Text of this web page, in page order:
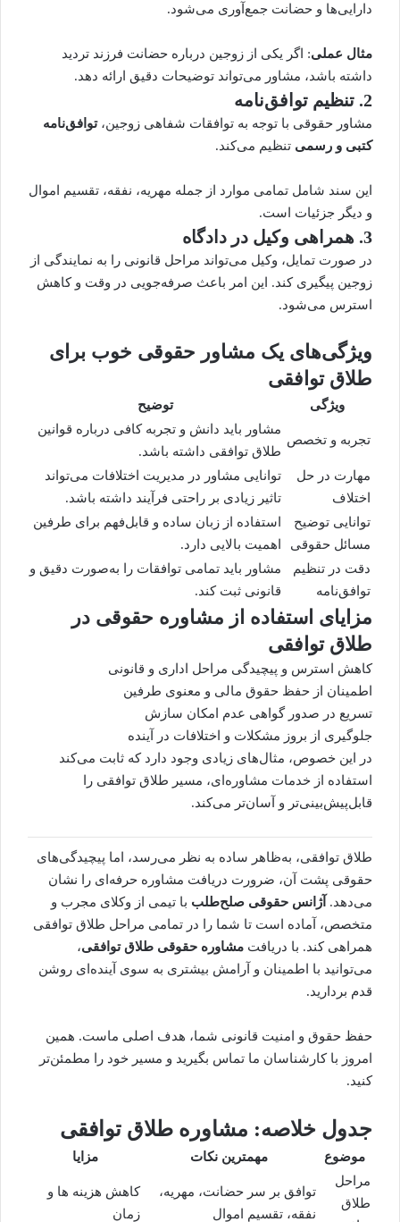
دارایی‌ها و حضانت جمع‌آوری می‌شود.
مثال عملی: اگر یکی از زوجین درباره حضانت فرزند تردید
داشته باشد، مشاور می‌تواند توضیحات دقیق ارائه دهد.
2. تنظیم توافق‌نامه
مشاور حقوقی با توجه به توافقات شفاهی زوجین،توافق‌نامه
کتبی و رسمی تنظیم می‌کند.
این سند شامل تمامی موارد از جمله مهریه، نفقه، تقسیم اموال
و دیگر جزئیات است.
3. همراهی وکیل در دادگاه
در صورت تمایل، وکیل می‌تواند مراحل قانونی را به نمایندگی از
زوجین پیگیری کند. این امر باعث صرفه‌جویی در وقت و کاهش
استرس می‌شود.
ویژگی‌های یک مشاور حقوقی خوب برای
طلاق توافقی
ویژگی توضیح
تجربه و تخصص
مشاور باید دانش و تجربه کافی درباره قوانین
طلاق توافقی داشته باشد.
مهارت در حل
اختلاف
توانایی مشاور در مدیریت اختلافات می‌تواند
تاثیر زیادی بر راحتی فرآیند داشته باشد.
توانایی توضیح
مسائل حقوقی
استفاده از زبان ساده و قابل‌فهم برای طرفین
اهمیت بالایی دارد.
دقت در تنظیم
توافق‌نامه
مشاور باید تمامی توافقات را به‌صورت دقیق و
قانونی ثبت کند.
مزایای استفاده از مشاوره حقوقی در
طلاق توافقی
کاهش استرس و پیچیدگی مراحل اداری و قانونی
اطمینان از حفظ حقوق مالی و معنوی طرفین
تسریع در صدورگواهی عدم امکان سازش
جلوگیری از بروز مشکلات و اختلافات در آینده
در این خصوص، مثال‌های زیادی وجود دارد که ثابت می‌کند
استفاده از خدمات مشاوره‌ای، مسیر طلاق توافقی را
قابل‌پیش‌بینی‌تر و آسان‌تر می‌کند.
طلاق توافقی، به‌ظاهر ساده به نظر می‌رسد، اما پیچیدگی‌های
حقوقی پشت آن، ضرورت دریافت مشاوره حرفه‌ای را نشان
می‌دهد. آژانس حقوقی صلح‌طلب با تیمی از وکلای مجرب و
متخصص، آماده است تا شما را در تمامی مراحل طلاق توافقی
همراهی کند. با دریافت مشاوره حقوقی طلاق توافقی،
می‌توانید با اطمینان و آرامش بیشتری به سوی آینده‌ای روشن
قدم بردارید.
حفظ حقوق و امنیت قانونی شما، هدف اصلی ماست. همین
امروز با کارشناسان ما تماس بگیرید و مسیر خود را مطمئن‌تر
کنید.
جدول خلاصه: مشاوره طلاق توافقی
موضوع مهمترین نکات
مزایا
مراحل
طلاق
توافق بر سر حضانت، مهریه،
نفقه، تقسیم اموال
کاهش هزینه ها و
زمان